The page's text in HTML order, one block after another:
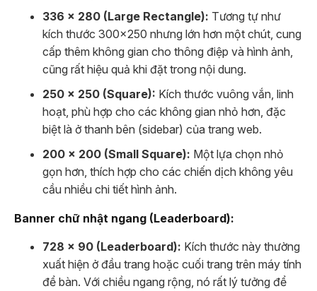
336 x 280 (Large Rectangle): Tương tự như
kích thước 300×250 nhưng lớn hơn một chút, cung
cấp thêm không gian cho thông điệp và hình ảnh,
cũng rất hiệu quả khi đặt trong nội dung.
250 x 250 (Square): Kích thước vuông vắn, linh
hoạt, phù hợp cho các không gian nhỏ hơn, đặc
biệt là ở thanh bên (sidebar) của trang web.
200 x 200 (Small Square): Một lựa chọn nhỏ
gọn hơn, thích hợp cho các chiến dịch không yêu
cầu nhiều chi tiết hình ảnh.
Banner chữ nhật ngang (Leaderboard):
728 x 90 (Leaderboard): Kích thước này thường
xuất hiện ở đầu trang hoặc cuối trang trên máy tính
để bàn. Với chiều ngang rộng, nó rất lý tưởng để